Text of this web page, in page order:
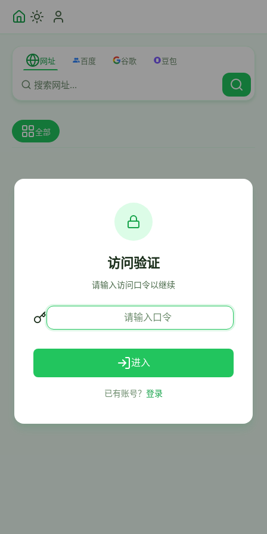
网址 百度 谷歌 豆包
全部
访问验证
请输入访问口令以继续
进入
已有账号？ 登录